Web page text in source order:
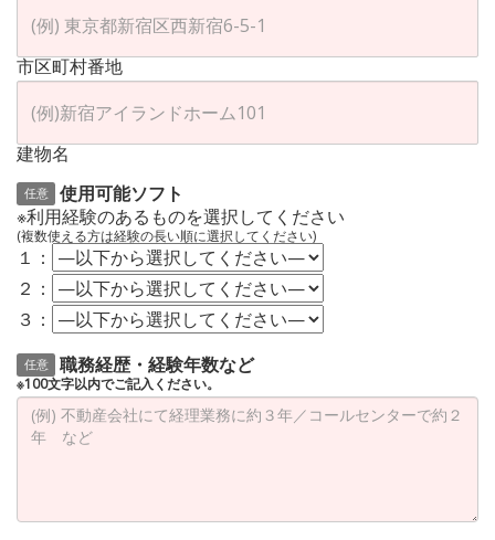
市区町村番地
建物名
任意
使用可能ソフト
※利用経験のあるものを選択してください
(複数使える方は経験の長い順に選択してください)
１：
２：
３：
任意 職務経歴・経験年数など
※100文字以内でご記入ください。